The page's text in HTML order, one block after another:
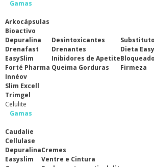
Gamas
Arkocápsulas
Bioactivo
Depuralina
Drenafast
EasySlim
Forté Pharma
Innéov
Slim Excell
Trimgel
Desintoxicantes
Drenantes
Inibidores de Apetite
Queima Gorduras
Dieta
Firmeza
Celulite
Gamas
Caudalie
Cellulase
Depuralina
Easyslim
Cremes
Ventre e Cintura